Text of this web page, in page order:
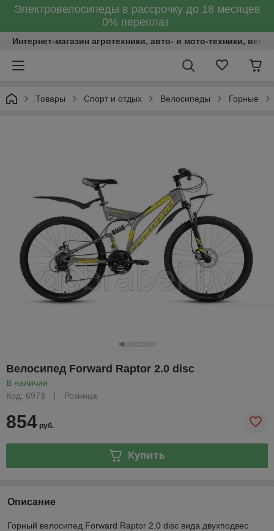
Электровелосипеды в рассрочку до 18 месяцев
0% переплат
Интернет-магазин агротехники, авто- и мото-техники,
Товары Спорт и отдых Велосипеды Горные
Велосипед Forward Raptor 2.0 disc
В наличии
Код: 6973
Розница
854 руб.
Купить
Описание
Горный велосипед Forward Raptor 2.0 disc вида двухподвес